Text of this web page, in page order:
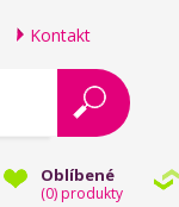
Kontakt
Oblíbené
(0) produkty